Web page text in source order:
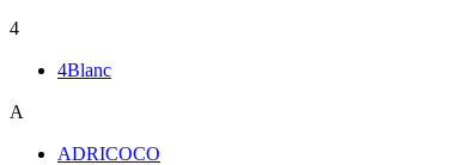
4
4Blanc
A
ADRICOCO